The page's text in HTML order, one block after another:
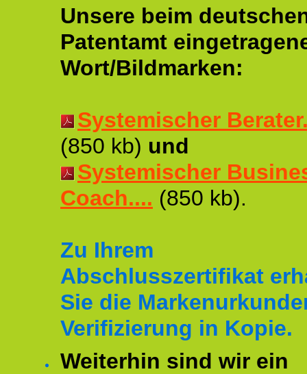
Unsere beim
Patentamt
Wort/Bildmarken:
Systemischer
(850 kb) und
Systemischer
Coach.... (850 kb).
Zu Ihrem
Abschlusszertifikat
Sie die
Verifizierung in Kopie.
Weiterhin sind wir ein